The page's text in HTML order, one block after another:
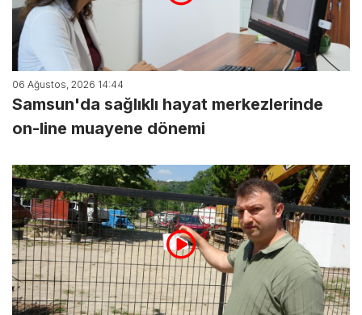
06 Ağustos, 2026 14:44
Samsun'da sağlıklı hayat merkezlerinde
on-line muayene dönemi